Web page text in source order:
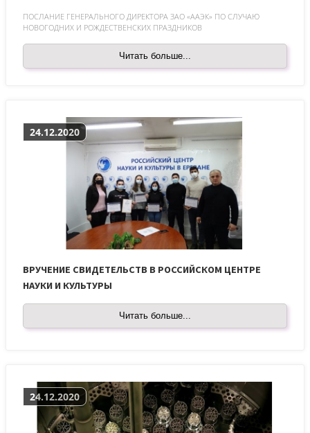
ПОСЛАНИЕ ГЕНЕРАЛЬНОГО ДИРЕКТОРА ЗАО «ААЭК» ПО СЛУЧАЮ
НОВОГОДНИХ И РОЖДЕСТВЕНСКИХ ПРАЗДНИКОВ
Читать больше...
24.12.2020
ВРУЧЕНИЕ СВИДЕТЕЛЬСТВ В РОССИЙСКОМ ЦЕНТРЕ
НАУКИ И КУЛЬТУРЫ
Читать больше...
24.12.2020